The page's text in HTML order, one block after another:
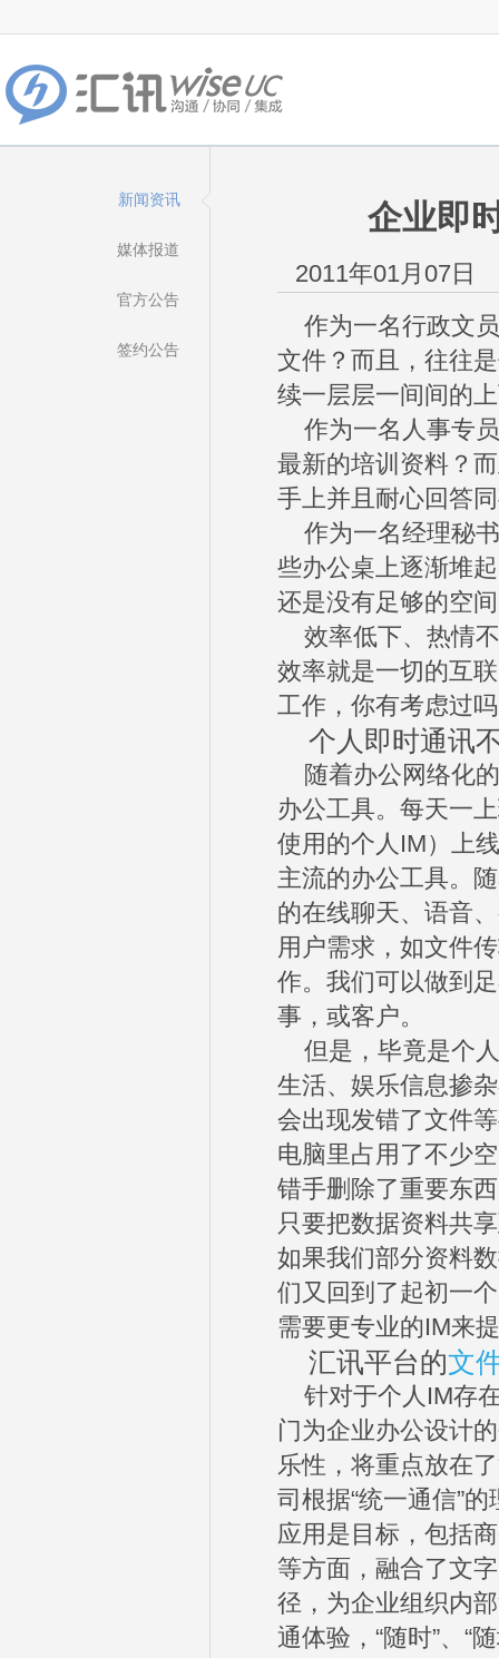
新闻资讯
媒体报道
官方公告
签约公告
企业即
2011年01月07日
作为一名行政文
文件？而且，往往
续一层层一间间的
作为一名人事专
最新的培训资料？
手上并且耐心回答
作为一名经理秘
些办公桌上逐渐堆
还是没有足够的空
效率低下、热情
效率就是一切的互
工作，你有考虑过
个人即时通讯
随着办公网络化
办公工具。每天一
使用的个人IM）上
主流的办公工具。
的在线聊天、语音
用户需求，如文件
作。我们可以做到
事，或客户。
但是，毕竟是个
生活、娱乐信息掺
会出现发错了文件
电脑里占用了不少
错手删除了重要东
只要把数据资料共
如果我们部分资料
们又回到了起初一
需要更专业的IM来
汇讯平台的文
针对于个人IM存
门为企业办公设计
乐性，将重点放在
司根据“统一通信”
应用是目标，包括
等方面，融合了文
径，为企业组织内
通体验，“随时”、“